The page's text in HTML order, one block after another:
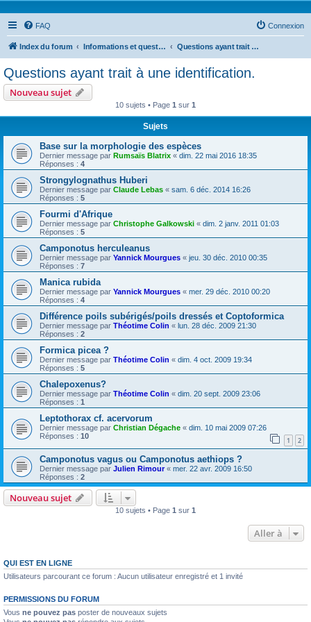
FAQ Connexion
Index du forum Informations et questions taxonomiques Questions ayant trait à une identification.
Questions ayant trait à une identification.
Nouveau sujet
10 sujets • Page 1 sur 1
Sujets
Base sur la morphologie des espèces
Dernier message par Rumsaïs Blatrix « dim. 22 mai 2016 18:35
Réponses : 4
Strongylognathus Huberi
Dernier message par Claude Lebas « sam. 6 déc. 2014 16:26
Réponses : 5
Fourmi d'Afrique
Dernier message par Christophe Galkowski « dim. 2 janv. 2011 01:03
Réponses : 5
Camponotus herculeanus
Dernier message par Yannick Mourgues « jeu. 30 déc. 2010 00:35
Réponses : 7
Manica rubida
Dernier message par Yannick Mourgues « mer. 29 déc. 2010 00:20
Réponses : 4
Différence poils subérigés/poils dressés et Coptoformica
Dernier message par Théotime Colin « lun. 28 déc. 2009 21:30
Réponses : 2
Formica picea ?
Dernier message par Théotime Colin « dim. 4 oct. 2009 19:34
Réponses : 5
Chalepoxenus?
Dernier message par Théotime Colin « dim. 20 sept. 2009 23:06
Réponses : 1
Leptothorax cf. acervorum
Dernier message par Christian Dégache « dim. 10 mai 2009 07:26
Réponses : 10 1 2
Camponotus vagus ou Camponotus aethiops ?
Dernier message par Julien Rimour« mer. 22 avr. 2009 16:50
Réponses : 2
Nouveau sujet
10 sujets • Page 1 sur 1
Aller à
QUI EST EN LIGNE
Utilisateurs parcourant ce forum : Aucun utilisateur enregistré et 1 invité
PERMISSIONS DU FORUM
Vous ne pouvez pas poster de nouveaux sujets